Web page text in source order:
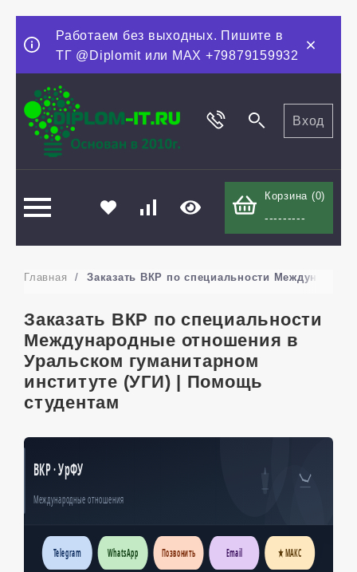
Работаем без выходных. Пишите в
ТГ @Diplomit или MAX +79879159932
Вход
Корзина (0)
---------
Главная / Заказать ВКР по специальности
Заказать ВКР по специальности
Международные отношения в
Уральском гуманитарном
институте (УГИ) | Помощь
студентам
ВКР · УрФУ
Международные отношения
Telegram WhatsApp Позвонить Email ★ МАКС